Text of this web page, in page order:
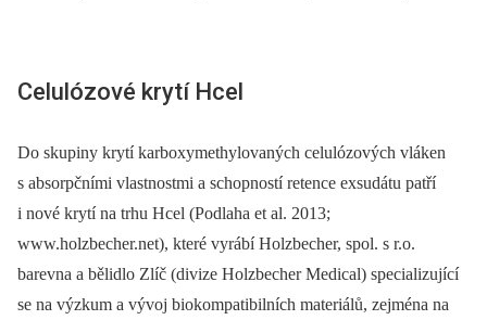
Celulózové krytí Hcel
Do skupiny krytí karboxymethylovaných celulózových vláken
s absorpčními vlastnostmi a schopností retence exsudátu patří
i nové krytí na trhu Hcel (Podlaha et al. 2013;
www.holzbecher.net), které vyrábí Holzbecher, spol. s r.o.
barevna a bělidlo Zlíč (divize Holzbecher Medical) specializující
se na výzkum a vývoj biokompatibilních materiálů, zejména na